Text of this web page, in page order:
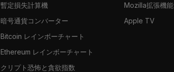
暫定損失計算機
暗号通貨コンバーター
Bitcoin レインボーチャート
Ethereum レインボーチャート
クリプト恐怖と貪欲指数
Mozilla拡張機能
Apple TV